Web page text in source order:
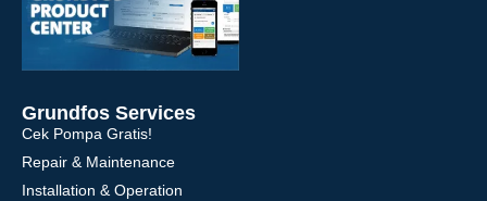
Grundfos Services
Cek Pompa Gratis!
Repair & Maintenance
Installation & Operation